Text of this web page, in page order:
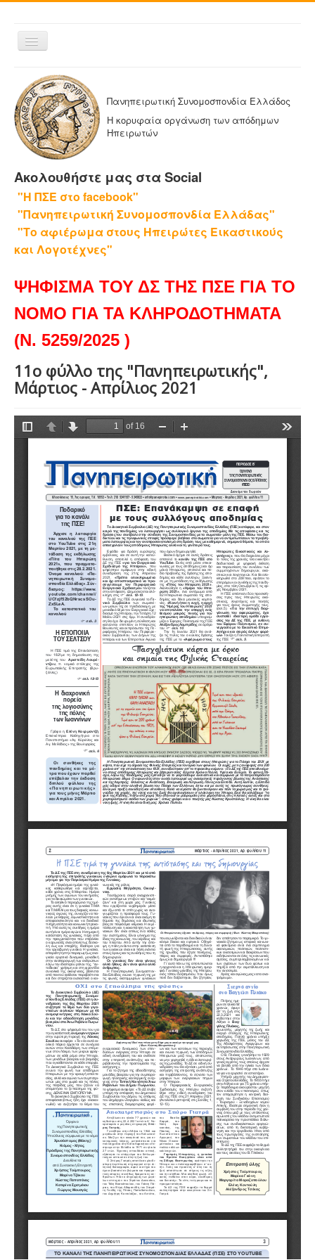
Εναλλαγή
πλοήγησης
ΑΡΧΙΚΗ
Η ΠΑΝΗΠΕΙΡΩΤΙΚΗ
ΔΕΛΤΙΑ ΤΥΠΟΥ
ΑΔΕΛΦΟΤΗΤΕΣ-ΟΜΟΣΠΟΝΔΙΕΣ
Η ΕΦΗΜΕΡΙΔΑ ΜΑΣ
ΕΦΗΜΕΡΙΔΕΣ ΑΔΕΛΦΟΤΗΤΩΝ
ΕΠΙΚΟΙΝΩΝΙΑ
Πανηπειρωτική Συνομοσπονδία Ελλάδος
Η κορυφαία οργάνωση των απόδημων
Ηπειρωτών
Ακολουθήστε μας στα Social
"Η ΠΣΕ στο facebook"
"Πανηπειρωτική Συνομοσπονδία Ελλάδας"
"Το αφιέρωμα στους Ηπειρώτες Εικαστικούς
και Λογοτέχνες"
ΨΗΦΙΣΜΑ ΤΟΥ ΔΣ ΤΗΣ ΠΣΕ ΓΙΑ ΤΟ
ΝΟΜΟ ΓΙΑ ΤΑ ΚΛΗΡΟΔΟΤΗΜΑΤΑ
(Ν. 5259/2025 )
11ο φύλλο της "Πανηπειρωτικής",
Μάρτιος - Απρίλιος 2021